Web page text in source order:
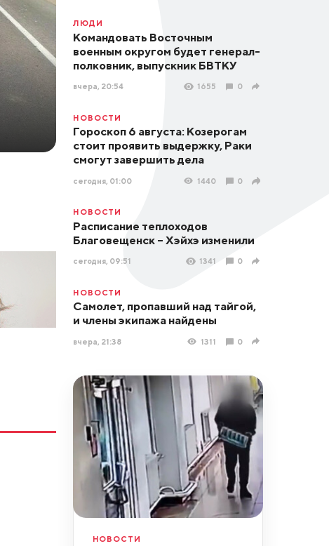
ЛЮДИ
Командовать Восточным
военным округом будет генерал-
полковник, выпускник БВТКУ
вчера, 20:54 1655 0
НОВОСТИ
Гороскоп 6 августа: Козерогам
стоит проявить выдержку, Раки
смогут завершить дела
сегодня, 01:00 1440 0
НОВОСТИ
Расписание теплоходов
Благовещенск – Хэйхэ изменили
сегодня, 09:51 1341 0
НОВОСТИ
Самолет, пропавший над тайгой,
и члены экипажа найдены
вчера, 21:38 1311 0
НОВОСТИ